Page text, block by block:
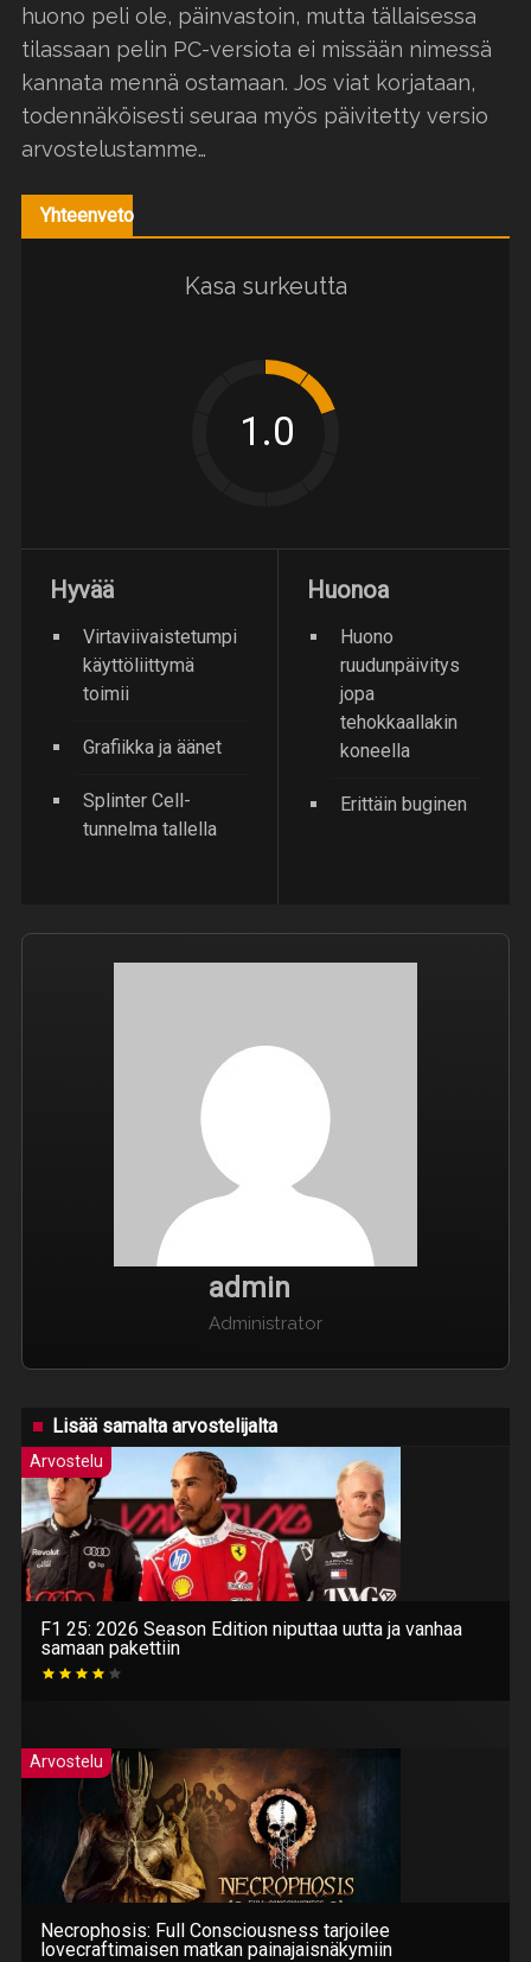
huono peli ole, päinvastoin, mutta tällaisessa
tilassaan pelin PC-versiota ei missään nimessä
kannata mennä ostamaan. Jos viat korjataan,
todennäköisesti seuraa myös päivitetty versio
arvostelustamme…
Yhteenveto
Kasa surkeutta
Hyvää
Virtaviivaistetumpi
käyttöliittymä
toimii
Grafiikka ja äänet
Splinter Cell-
tunnelma tallella
Huonoa
Huono
ruudunpäivitys
jopa
tehokkaallakin
koneella
Erittäin buginen
admin
Administrator
Lisää samalta arvostelijalta
Arvostelu
F1 25: 2026 Season Edition niputtaa uutta ja vanhaa
samaan pakettiin
Arvostelu
Necrophosis: Full Consciousness tarjoilee
lovecraftimaisen matkan painajaisnäkymiin